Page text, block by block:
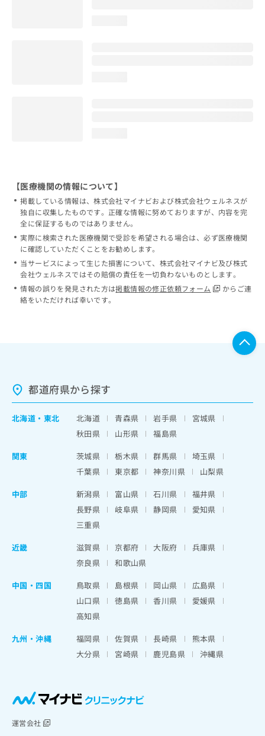
【医療機関の情報について】
掲載している情報は、株式会社マイナビおよび株式会社ウェルネスが
独自に収集したものです。正確な情報に努めておりますが、内容を完
全に保証するものではありません。
実際に検索された医療機関で受診を希望される場合は、必ず医療機関
に確認していただくことをお勧めします。
当サービスによって生じた損害について、株式会社マイナビ及び株式
会社ウェルネスではその賠償の責任を一切負わないものとします。
情報の誤りを発見された方は掲載情報の修正依頼フォーム
からご連
絡をいただければ幸いです。
都道府県から探す
北海道 ・ 東北 北海道 青森県 岩手県
宮城県
秋田県
山形県
福島県
関東
茨城県 栃木県 群馬県
埼玉県
千葉県
東京都 神奈川県
山梨県
中部
新潟県 富山県 石川県
福井県
長野県
岐阜県 静岡県
愛知県
三重県
近畿
滋賀県 京都府 大阪府
兵庫県
奈良県
和歌山県
中国・四国
鳥取県 島根県 岡山県
広島県
山口県
徳島県 香川県
愛媛県
高知県
九州・沖縄
福岡県 佐賀県 長崎県
熊本県
大分県
宮崎県 鹿児島県 沖縄県
運営会社